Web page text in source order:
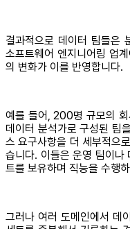
결과적으로 데이터 팀들은
소프트웨어 엔지니어링 업
의 변화가 이를 반영합니다.
예를 들어, 200명 규모의 회
데이터 분석가로 구성된 팀
스 요구사항을 더 세부적으
습니다. 이들은 운영 팀이나
트를 보유하며 직능을 수행
그러나 여러 도메인에서 데